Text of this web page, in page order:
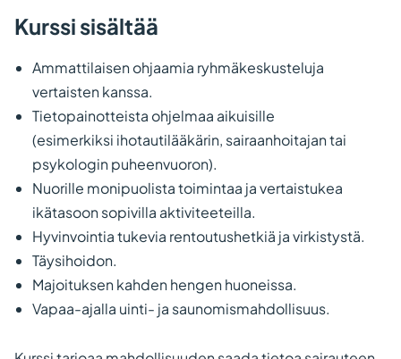
Kurssi sisältää
Ammattilaisen ohjaamia ryhmäkeskusteluja
vertaisten kanssa.
Tietopainotteista ohjelmaa aikuisille
(esimerkiksi ihotautilääkärin, sairaanhoitajan tai
psykologin puheenvuoron).
Nuorille monipuolista toimintaa ja vertaistukea
ikätasoon sopivilla aktiviteeteilla.
Hyvinvointia tukevia rentoutushetkiä ja virkistystä.
Täysihoidon.
Majoituksen kahden hengen huoneissa.
Vapaa-ajalla uinti- ja saunomismahdollisuus.